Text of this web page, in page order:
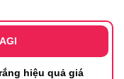
hiệu quả giá